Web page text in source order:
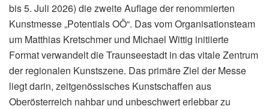
bis 5. Juli 2026) die zweite Auflage der renommierten
Kunstmesse „Potentials OÖ“. Das vom Organisationsteam
um Matthias Kretschmer und Michael Wittig initiierte
Format verwandelt die Traunseestadt in das vitale Zentrum
der regionalen Kunstszene. Das primäre Ziel der Messe
liegt darin, zeitgenössisches Kunstschaffen aus
Oberösterreich nahbar und unbeschwert erlebbar zu